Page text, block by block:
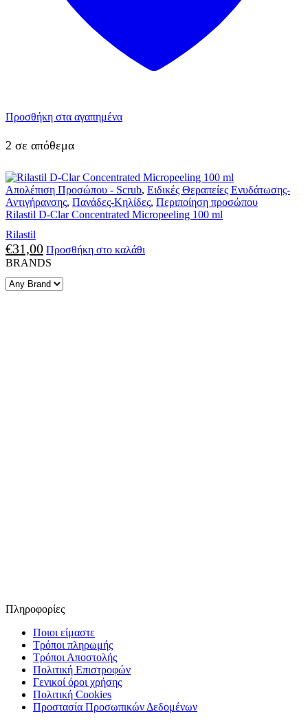
Προσθήκη στα αγαπημένα
2 σε απόθεμα
Απολέπιση Προσώπου - Scrub, Ειδικές Θεραπείες Ενυδάτωσης-
Αντιγήρανσης, Πανάδες-Κηλίδες, Περιποίηση προσώπου
Rilastil D-Clar Concentrated Micropeeling 100 ml
Rilastil
€31,00 Προσθήκη στο καλάθι
BRANDS
Πληροφορίες
Ποιοι είμαστε
Τρόποι πληρωμής
Τρόποι Αποστολής
Πολιτική Επιστροφών
Γενικοί όροι χρήσης
Πολιτική Cookies
Προστασία Προσωπικών Δεδομένων